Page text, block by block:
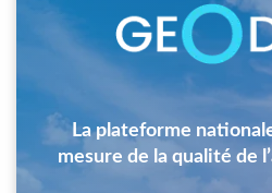
Image
La plateforme
mesure de la qualité de